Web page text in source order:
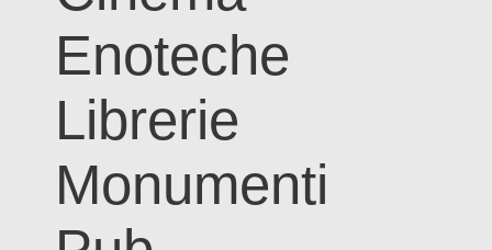
Enoteche
Librerie
Monumenti